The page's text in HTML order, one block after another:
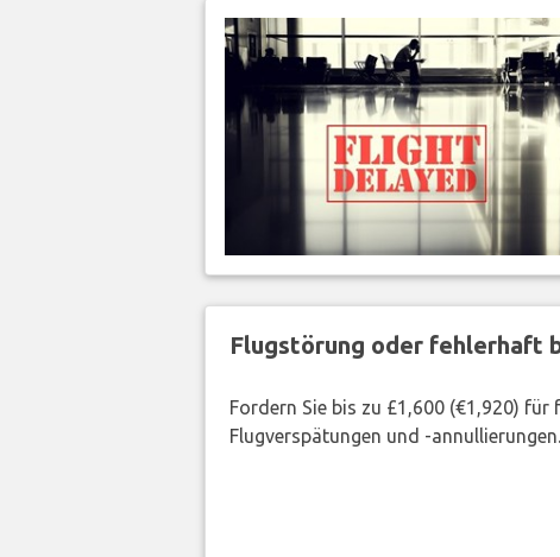
Flugstörung oder fehlerhaft
Fordern Sie bis zu £1,600 (€1,920)
Flugverspätungen und -